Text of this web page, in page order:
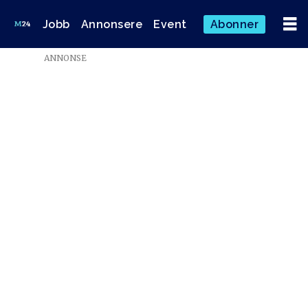
Jobb Annonsere Event Abonner
ANNONSE